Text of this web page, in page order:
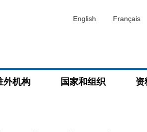
English Français
外机构 国家和组织 资